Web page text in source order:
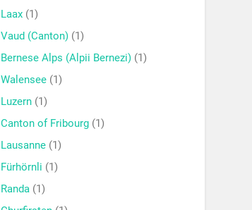
Laax (1)
Vaud (Canton) (1)
Bernese Alps (Alpii Bernezi) (1)
Walensee (1)
Luzern (1)
Canton of Fribourg (1)
Lausanne (1)
Fürhörnli (1)
Randa (1)